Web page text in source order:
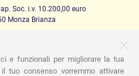
Soc. i.v. 10.200,00 euro
Monza Brianza
e funzionali per migliorare la tua
tuo consenso vorremmo attivare